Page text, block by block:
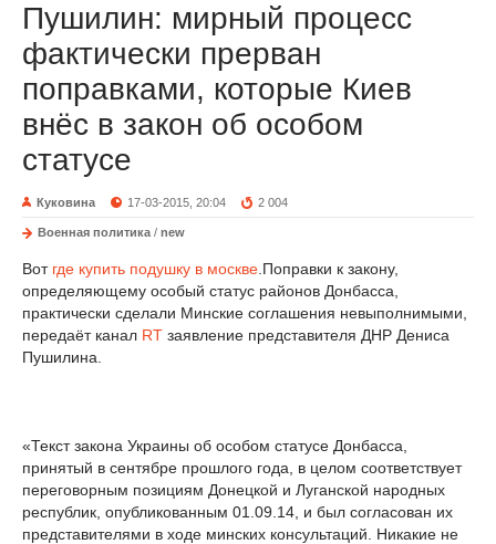
Пушилин: мирный процесс
фактически прерван
поправками, которые Киев
внёс в закон об особом
статусе
Куковина 17-03-2015, 20:04 2 004
Военная политика / new
Вот где купить подушку в москве .Поправки к закону,
определяющему особый статус районов Донбасса,
практически сделали Минские соглашения невыполнимыми,
передаёт канал RT заявление представителя ДНР Дениса
Пушилина.
«Текст закона Украины об особом статусе Донбасса,
принятый в сентябре прошлого года, в целом соответствует
переговорным позициям Донецкой и Луганской народных
республик, опубликованным 01.09.14, и был согласован их
представителями в ходе минских консультаций. Никакие не